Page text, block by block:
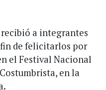
a integrantes
fin de felicitarlos por
el Festival Nacional
en la